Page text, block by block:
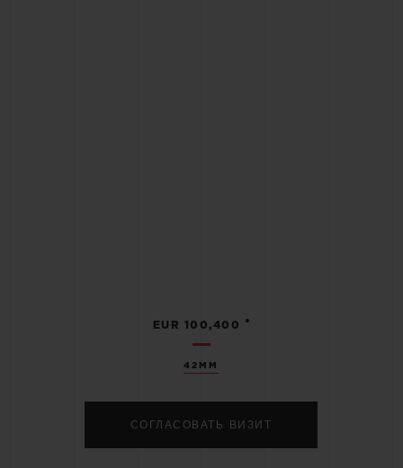
42MM
EUR 100,400 •
СОГЛАСОВАТЬ ВИЗИТ